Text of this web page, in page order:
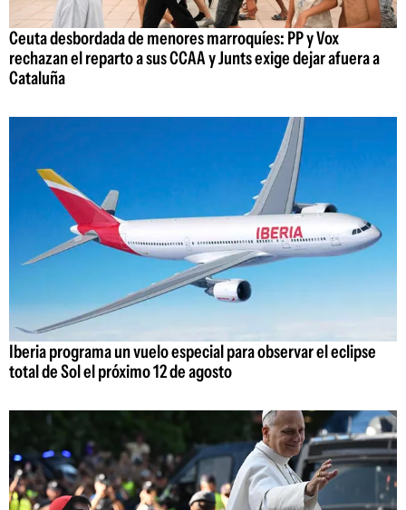
Ceuta desbordada de menores marroquíes: PP y Vox
rechazan el reparto a sus CCAA y Junts exige dejar afuera a
Cataluña
Iberia programa un vuelo especial para observar el eclipse
total de Sol el próximo 12 de agosto